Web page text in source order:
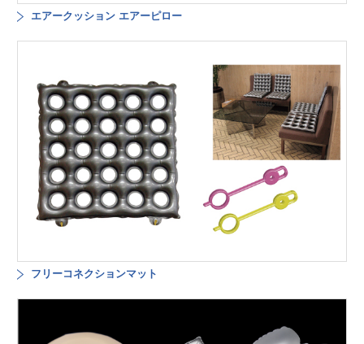
エアークッション エアーピロー
フリーコネクションマット